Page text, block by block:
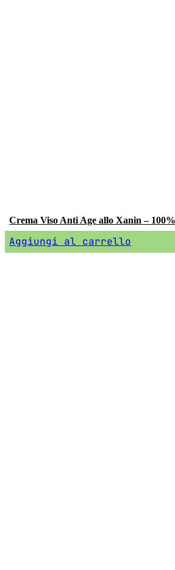
Crema Viso Anti Age allo Xanin –
Aggiungi al carrello